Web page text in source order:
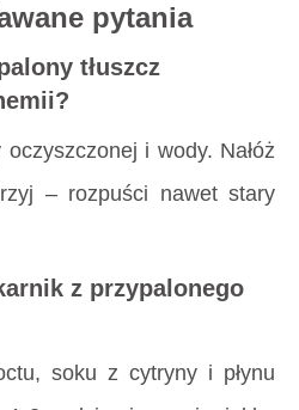
pytania
tłuszcz
i wody. Nałóż
– rozpuści nawet stary
z przypalonego
soku z cytryny i płynu